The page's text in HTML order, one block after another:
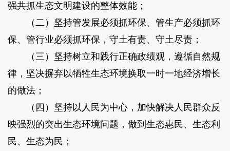
强共抓生态文明建设的整体效能；
（二）坚持管发展必须抓环保、管生产必须抓环
保、管行业必须抓环保，守土有责、守土尽责；
（三）坚持树立和践行正确政绩观，遵循自然规
律，坚决摒弃以牺牲生态环境换取一时一地经济增长
的做法；
（四）坚持以人民为中心，加快解决人民群众反
映强烈的突出生态环境问题，做到生态惠民、生态利
民、生态为民；